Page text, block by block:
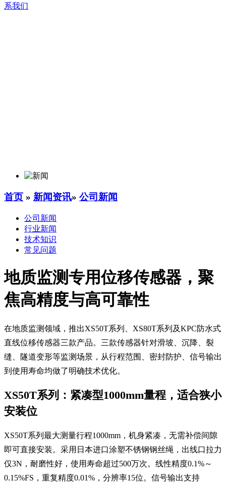
系我们
首页 » 新闻资讯» 公司新闻
公司新闻
行业新闻
技术知识
常见问题
地质监测专用位移传感器，聚
焦高精度与高可靠性
在地质监测领域，推出XS50T系列、XS80T系列及KPC防水式
直线位移传感器三款产品。三款传感器针对滑坡、沉降、裂
缝、隧道变形等监测场景，从行程范围、密封防护、信号输出
到使用寿命均做了明确技术优化。
XS50T系列：紧凑型1000mm量程，适合狭小
安装位
XS50T系列最大测量行程1000mm，机身紧凑，无需补偿间隙
即可直接安装。采用日本进口涂塑不锈钢钢丝绳，出线口拉力
仅3N，耐磨性好，使用寿命超过500万次。线性精度0.1%～
0.15%FS，重复精度0.01%，分辨率15位。信号输出支持